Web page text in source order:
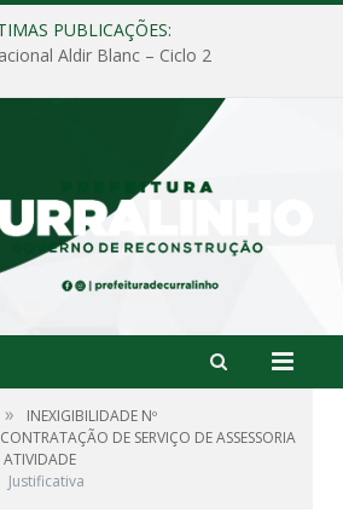
PUBLICAÇÕES:
Aldir Blanc – Ciclo 2
»
INEXIGIBILIDADE Nº
DE SERVIÇO DE ASSESSORIA
ATIVIDADE
Justificativa